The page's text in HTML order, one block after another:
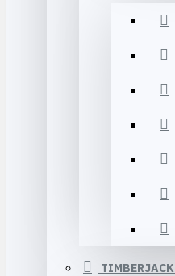
TIMBERJACK